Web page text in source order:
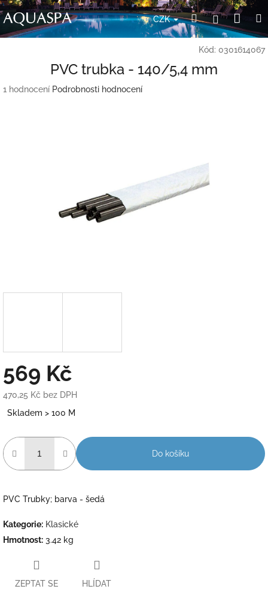
Přejít
na
obsah
CZK HledatPřihlášení
Kód: 0301614067
PVC trubka - 140/5,4 mm
Průměrné
1 hodnocení Podrobnosti hodnocení
569 Kč
470,25 Kč bez DPH
cena:
Skladem > 100 M
Do košíku
PVC Trubky; barva - šedá
Kategorie: Klasické
Hmotnost: 3.42 kg
ZEPTAT SE HLÍDAT